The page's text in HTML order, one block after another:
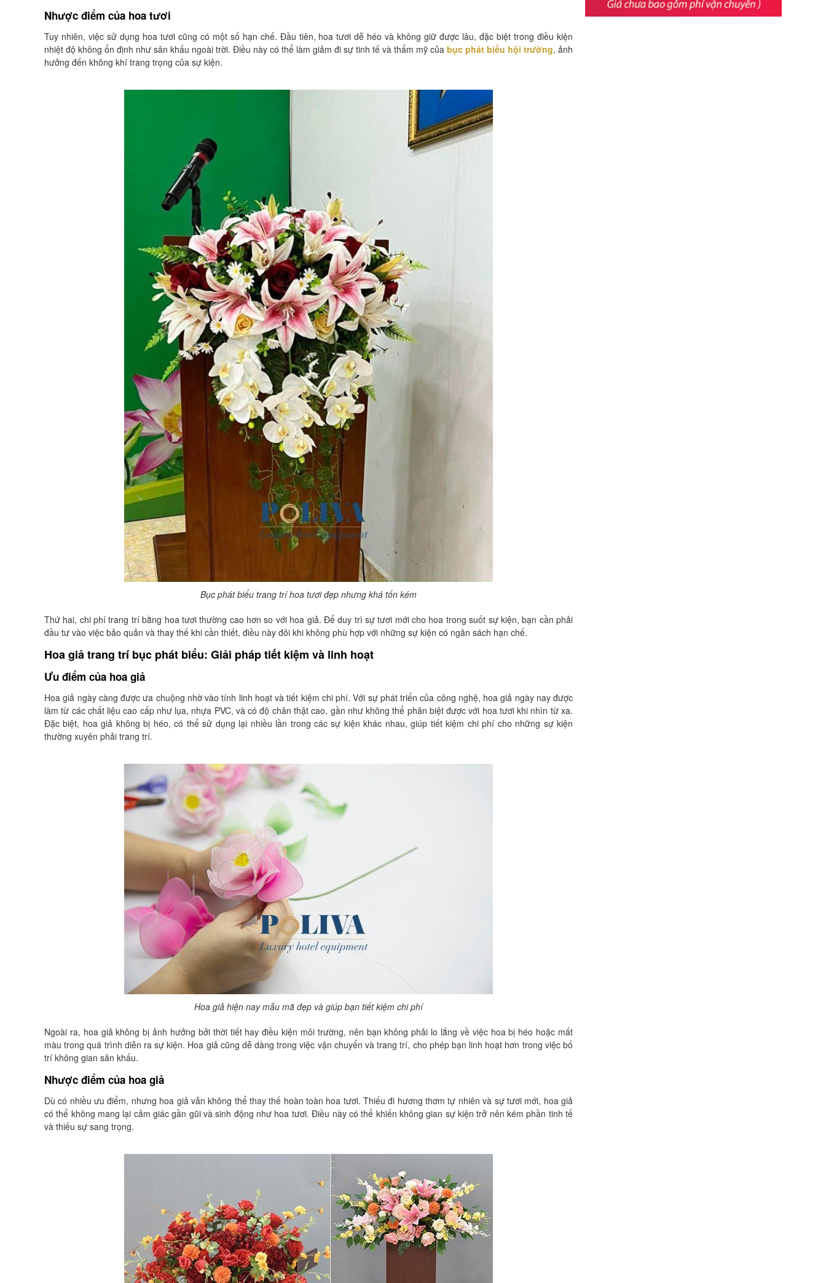
Nhược điểm của hoa tươi
Tuy nhiên, việc sử dụng hoa tươi cũng có một số hạn chế. Đầu tiên, hoa tươi dễ héo và không giữ được lâu, đặc biệt trong điều kiện
nhiệt độ không ổn định như sân khấu ngoài trời. Điều này có thể làm giảm đi sự tinh tế và thẩm mỹ của bục phát biểu hội trường, ảnh
hưởng đến không khí trang trọng của sự kiện.
Bục phát biểu trang trí hoa tươi đẹp nhưng khá tốn kém
Thứ hai, chi phí trang trí bằng hoa tươi thường cao hơn so với hoa giả. Để duy trì sự tươi mới cho hoa trong suốt sự kiện, bạn cần phải
đầu tư vào việc bảo quản và thay thế khi cần thiết, điều này đôi khi không phù hợp với những sự kiện có ngân sách hạn chế.
Hoa giả trang trí bục phát biểu: Giải pháp tiết kiệm và linh hoạt
Ưu điểm của hoa giả
Hoa giả ngày càng được ưa chuộng nhờ vào tính linh hoạt và tiết kiệm chi phí. Với sự phát triển của công nghệ, hoa giả ngày nay được
làm từ các chất liệu cao cấp như lụa, nhựa PVC, và có độ chân thật cao, gần như không thể phân biệt được với hoa tươi khi nhìn từ xa.
Đặc biệt, hoa giả không bị héo, có thể sử dụng lại nhiều lần trong các sự kiện khác nhau, giúp tiết kiệm chi phí cho những sự kiện
thường xuyên phải trang trí.
Hoa giả hiện nay mẫu mã đẹp và giúp bạn tiết kiệm chi phí
Ngoài ra, hoa giả không bị ảnh hưởng bởi thời tiết hay điều kiện môi trường, nên bạn không phải lo lắng về việc hoa bị héo hoặc mất
màu trong quá trình diễn ra sự kiện. Hoa giả cũng dễ dàng trong việc vận chuyển và trang trí, cho phép bạn linh hoạt hơn trong việc bố
trí không gian sân khấu.
Nhược điểm của hoa giả
Dù có nhiều ưu điểm, nhưng hoa giả vẫn không thể thay thế hoàn toàn hoa tươi. Thiếu đi hương thơm tự nhiên và sự tươi mới, hoa giả
có thể không mang lại cảm giác gần gũi và sinh động như hoa tươi. Điều này có thể khiến không gian sự kiện trở nên kém phần tinh tế
và thiếu sự sang trọng.